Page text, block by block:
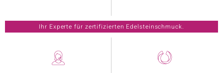
Ihr Experte für zertifizierten Edelsteinschmuck.